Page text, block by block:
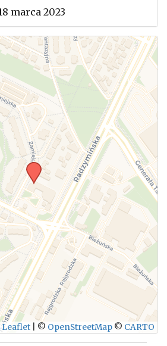
marca 2023
Leaflet © OpenStreetMap © CARTO